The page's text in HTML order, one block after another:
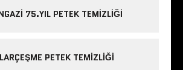
75.YIL PETEK TEMIZLIĞI
PETEK TEMIZLIĞI